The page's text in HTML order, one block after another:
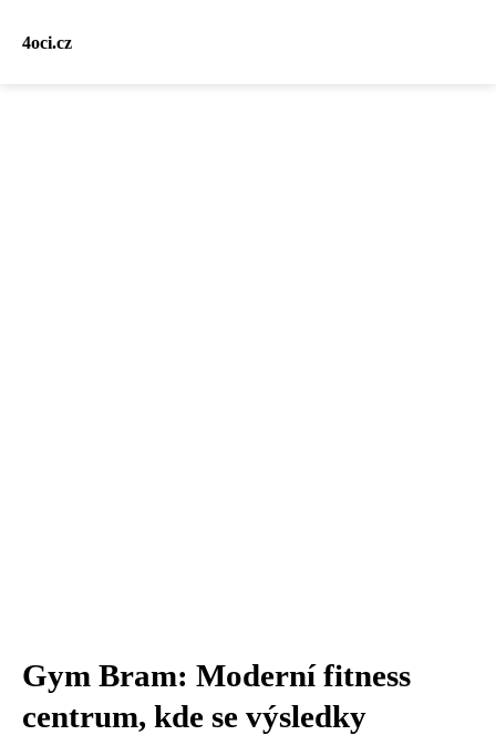
4oci.cz
Gym Bram: Moderní fitness
centrum, kde se výsledky